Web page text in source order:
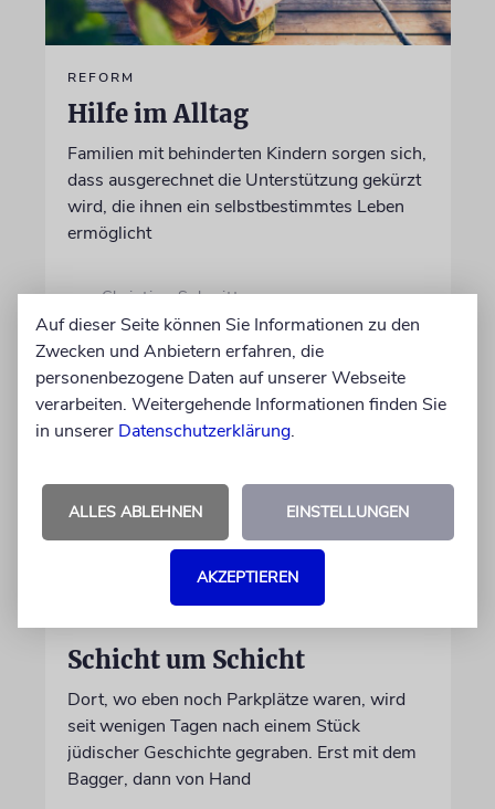
REFORM
Hilfe im Alltag
Familien mit behinderten Kindern sorgen sich,
dass ausgerechnet die Unterstützung gekürzt
wird, die ihnen ein selbstbestimmtes Leben
ermöglicht
von Christine Schmitt
05.08.2026
Schicht um Schicht
Dort, wo eben noch Parkplätze waren, wird
seit wenigen Tagen nach einem Stück
jüdischer Geschichte gegraben. Erst mit dem
Bagger, dann von Hand
Auf dieser Seite können Sie Informationen zu den
Zwecken und Anbietern erfahren, die
personenbezogene Daten auf unserer Webseite
verarbeiten. Weitergehende Informationen finden Sie
in unserer Datenschutzerklärung.
ALLES ABLEHNEN EINSTELLUNGEN
AKZEPTIEREN